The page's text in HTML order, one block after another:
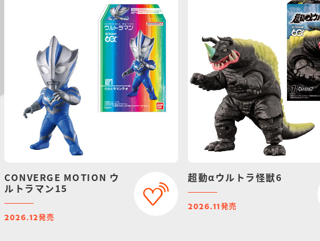
CONVERGE MOTION ウ
ルトラマン15
2026.12発売
超動αウルトラ怪獣6
2026.11 発売